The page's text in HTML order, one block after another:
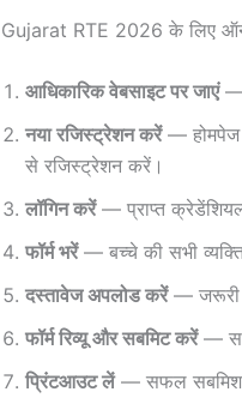
Gujarat RTE 2026 के लिए
आधिकारिक वेबसाइट पर जाएं
नया रजिस्ट्रेशन करें— होमपेज
से रजिस्ट्रेशन करें।
लॉगिन करें— प्राप्त
फॉर्म भरें— बच्चे की सभी
दस्तावेज अपलोड करें— जरूरी
फॉर्म रिव्यू और सबमिट करें—
प्रिंटआउट लें— सफल सबमिशन